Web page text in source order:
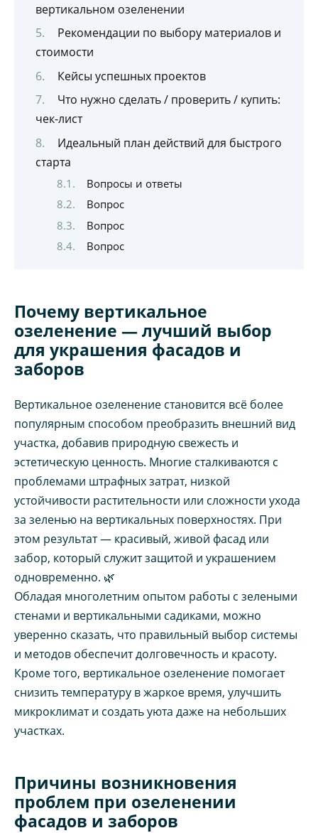
вертикальном озеленении
Рекомендации по выбору материалов и
стоимости
Кейсы успешных проектов
Что нужно сделать / проверить / купить:
чек-лист
Идеальный план действий для быстрого
старта
Вопросы и ответы
Вопрос
Вопрос
Вопрос
Почему вертикальное
озеленение — лучший выбор
для украшения фасадов и
заборов
Вертикальное озеленение становится всё более
популярным способом преобразить внешний вид
участка, добавив природную свежесть и
эстетическую ценность. Многие сталкиваются с
проблемами штрафных затрат, низкой
устойчивости растительности или сложности ухода
за зеленью на вертикальных поверхностях. При
этом результат — красивый, живой фасад или
забор, который служит защитой и украшением
одновременно. 🌿
Обладая многолетним опытом работы с зелеными
стенами и вертикальными садиками, можно
уверенно сказать, что правильный выбор системы
и методов обеспечит долговечность и красоту.
Кроме того, вертикальное озеленение помогает
снизить температуру в жаркое время, улучшить
микроклимат и создать уюта даже на небольших
участках.
Причины возникновения
проблем при озеленении
фасадов и заборов